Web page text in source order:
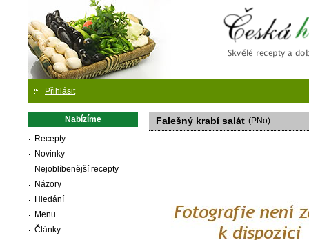
Přihlásit
Nabízíme
Recepty
Novinky
Nejoblíbenější recepty
Názory
Hledání
Menu
Články
Falešný krabí salát (PNo)